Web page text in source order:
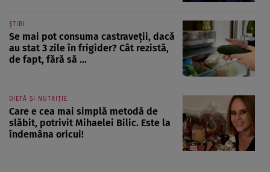
ȘTIRI
Se mai pot consuma castraveții, dacă
au stat 3 zile în frigider? Cât rezistă,
de fapt, fără să ...
DIETĂ ȘI NUTRIȚIE
Care e cea mai simplă metodă de
slăbit, potrivit Mihaelei Bilic. Este la
îndemâna oricui!